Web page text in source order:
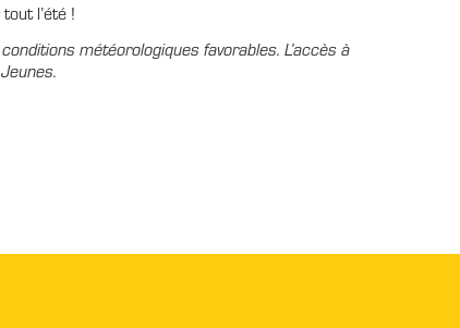
l’été !
météorologiques favorables. L’accès à